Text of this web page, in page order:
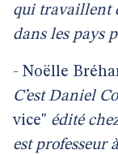
qui travaillent
dans les pays
- Noëlle
C’est Daniel
vice" édité
est professeur